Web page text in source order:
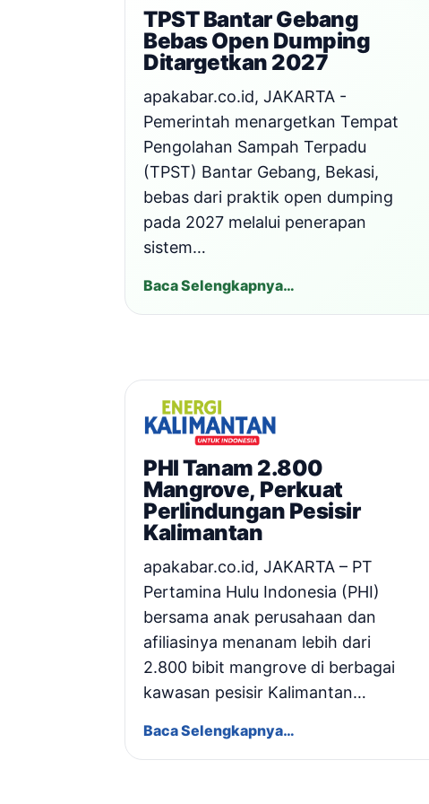
TPST Bantar Gebang
Bebas Open Dumping
Ditargetkan 2027
apakabar.co.id, JAKARTA -
Pemerintah menargetkan Tempat
Pengolahan Sampah Terpadu
(TPST) Bantar Gebang, Bekasi,
bebas dari praktik open dumping
pada 2027 melalui penerapan
sistem…
Baca Selengkapnya…
PHI Tanam 2.800
Mangrove, Perkuat
Perlindungan Pesisir
Kalimantan
apakabar.co.id, JAKARTA – PT
Pertamina Hulu Indonesia (PHI)
bersama anak perusahaan dan
afiliasinya menanam lebih dari
2.800 bibit mangrove di berbagai
kawasan pesisir Kalimantan…
Baca Selengkapnya…